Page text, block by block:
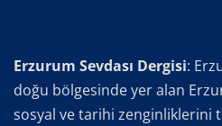
Erzurum Sevdası Dergisi:
doğu bölgesinde yer alan
sosyal ve tarihi zenginliklerini